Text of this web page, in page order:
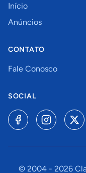
Início
Anúncios
CONTATO
Fale Conosco
SOCIAL
© 2004 - 2026